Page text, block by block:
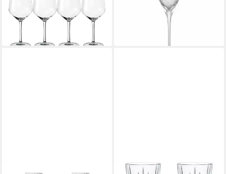
-39%
lieferbar - in 2-3 Werktagen bei dir
UVP129,90 €
NACHTMANN